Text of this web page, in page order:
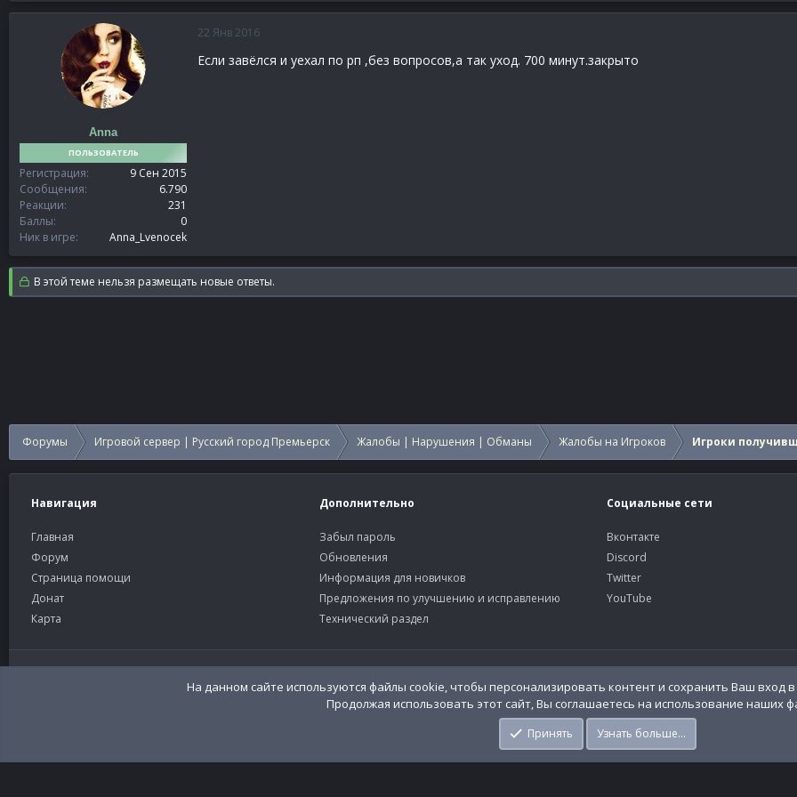
Anna
ПОЛЬЗОВАТЕЛЬ
Регистрация
9 Сен 2015
Сообщения
6.790
Реакции
231
Баллы
0
Ник в игре
Anna_Lvenocek
22 Янв 2016
Если завёлся и уехал по рп ,без вопросов,а так уход. 700 минут.закрыто
В этой теме нельзя размещать новые ответы.
Форумы Игровой сервер | Русский город Премьерск Жалобы | Нарушения | Обманы Жалобы на Игроков Игроки
Навигация
Главная
Форум
Страница помощи
Донат
Карта
Дополнительно
Забыл пароль
Обновления
Информация для новичков
Предложения по улучшению и исправлению
Технический раздел
Социальные сети
Вконтакте
Discord
Twitter
YouTube
Russian (RU)